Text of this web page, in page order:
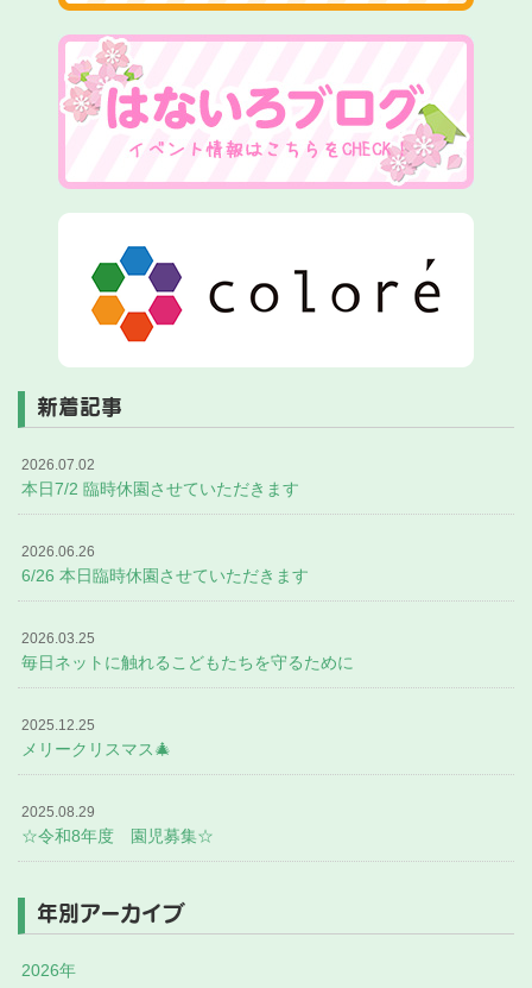
新着記事
2026.07.02
本日7/2 臨時休園させていただきます
2026.06.26
6/26 本日臨時休園させていただきます
2026.03.25
毎日ネットに触れるこどもたちを守るために
2025.12.25
メリークリスマス🎄
2025.08.29
☆令和8年度 園児募集☆
年別アーカイブ
2026年